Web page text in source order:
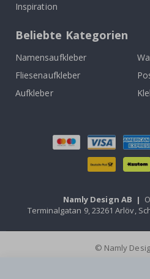
Inspiration
Beliebte Kategorien
Namensaufkleber
Fliesenaufkleber
Aufkleber
Namly Design AB |
Terminalgatan 9, 23261 Arlöv,
© Namly